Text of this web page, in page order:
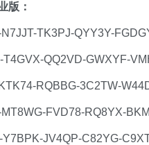
版：
TK3PJ-QYY3Y-
T4GVX-QQ2VD-GWXYF-
RQBBG-3C2TW-
FVD78-RQ8YX-
Y7BPK-JV4QP-C82YG-